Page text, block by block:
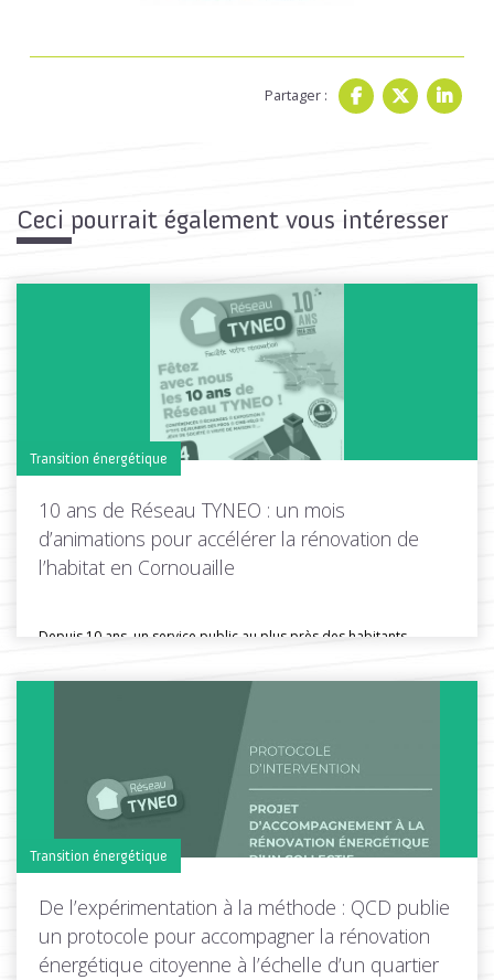
Partager :
Ceci pourrait également vous intéresser
Transition énergétique
10 ans de Réseau TYNEO : un mois
d’animations pour accélérer la rénovation de
l’habitat en Cornouaille
Depuis 10 ans, un service public au plus près des habitants
Toutes les actus de cette rubrique
Transition énergétique
De l’expérimentation à la méthode : QCD publie
un protocole pour accompagner la rénovation
énergétique citoyenne à l’échelle d’un quartier